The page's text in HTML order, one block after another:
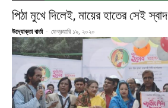
পিঠা মুখে দিলেই, মায়ের হাতের সেই স্বাদ
উদ্যোক্তা বার্তা - ফেব্রুয়ারি ১৯, ২০২০